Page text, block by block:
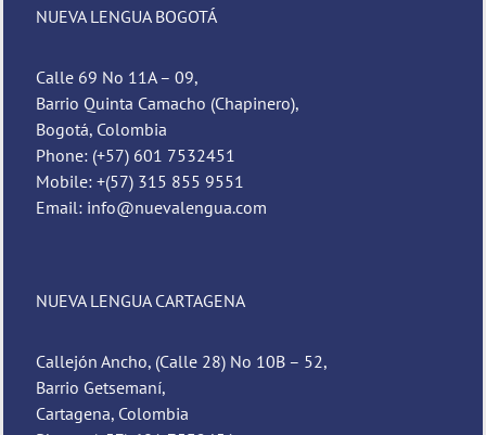
NUEVA LENGUA BOGOTÁ
Calle 69 No 11A – 09,
Barrio Quinta Camacho (Chapinero),
Bogotá, Colombia
Phone: (+57) 601 7532451
Mobile: +(57) 315 855 9551
Email: info@nuevalengua.com
NUEVA LENGUA CARTAGENA
Callejón Ancho, (Calle 28) No 10B – 52,
Barrio Getsemaní,
Cartagena, Colombia